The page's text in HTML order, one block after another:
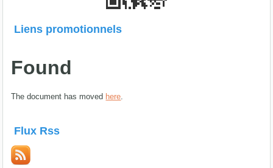
Liens promotionnels
Found
The document has moved here.
Flux Rss